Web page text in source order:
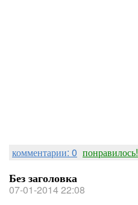
комментарии: 0 понравилось!
Без заголовка
07-01-2014 22:08